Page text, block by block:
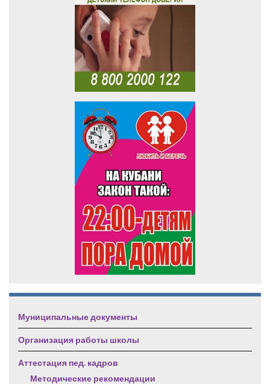
Муниципальные документы
Организация работы школы
Аттестация пед. кадров
Методические рекомендации